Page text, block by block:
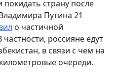
страну после
Путина 21
о частичной
россияне едут
в связи с чем на
очереди.